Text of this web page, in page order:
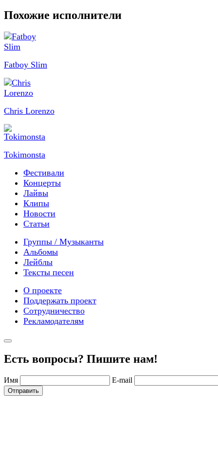
Похожие исполнители
Fatboy Slim
Chris Lorenzo
Tokimonsta
Фестивали
Концерты
Лайвы
Клипы
Новости
Статьи
Группы / Музыканты
Альбомы
Лейблы
Тексты песен
О проекте
Поддержать проект
Сотрудничество
Рекламодателям
Есть вопросы? Пишите нам!
Имя E-mail